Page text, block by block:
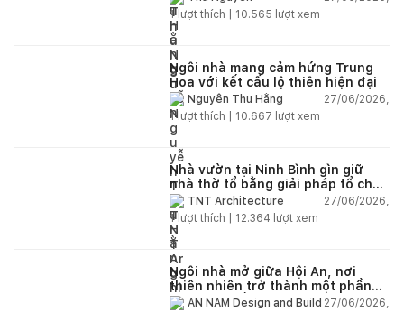
1lượt thích | 10.565 lượt xem
Ngôi nhà mang cảm hứng Trung
Hoa với kết cấu lộ thiên hiện đại
Nguyễn Thu Hằng
27/06/2026,
1lượt thích | 10.667 lượt xem
Nhà vườn tại Ninh Bình gìn giữ
nhà thờ tổ bằng giải pháp tổ chức
lại không gian
TNT Architecture
27/06/2026,
1lượt thích | 12.364 lượt xem
Ngôi nhà mở giữa Hội An, nơi
thiên nhiên trở thành một phần
của cuộc sống
AN NAM Design and Build 27/06/2026,